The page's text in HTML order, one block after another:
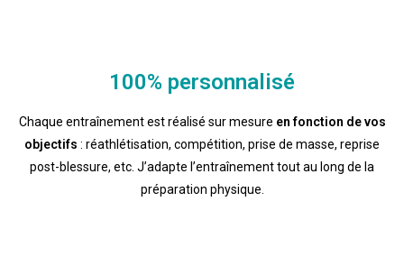
100% personnalisé
Chaque entraînement est réalisé sur mesure en fonction de vos
objectifs : réathlétisation, compétition, prise de masse, reprise
post-blessure, etc. J’adapte l’entraînement tout au long de la
préparation physique.